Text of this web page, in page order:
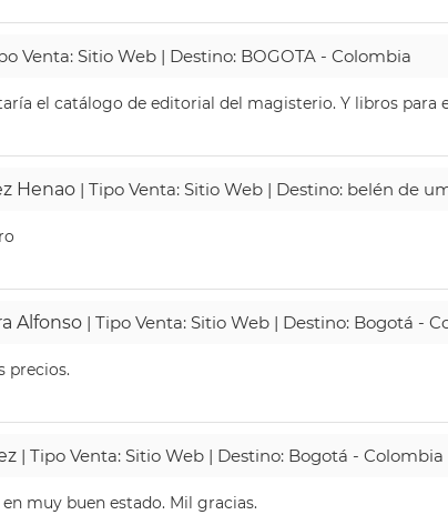
Venta: Sitio Web | Destino: BOGOTA - Colombia
el catálogo de editorial del magisterio. Y libros para
Henao | Tipo Venta: Sitio Web | Destino: belén de
Alfonso | Tipo Venta: Sitio Web | Destino: Bogotá -
precios.
| Tipo Venta: Sitio Web | Destino: Bogotá - Colombia
muy buen estado. Mil gracias.